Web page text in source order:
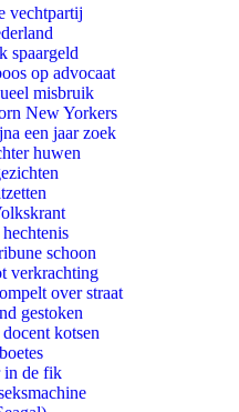
vechtpartij
spaargeld
op advocaat
misbruik
New Yorkers
een jaar zoek
huwen
schoon
verkrachting
over straat
gestoken
kotsen
in de fik